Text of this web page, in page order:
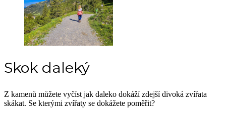
Skok daleký
Z kamenů můžete vyčíst jak daleko dokáží zdejší divoká zvířata
skákat. Se kterými zvířaty se dokážete poměřit?